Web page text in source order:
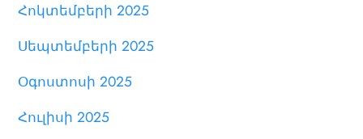
Հոկտեմբերի 2025
Սեպտեմբերի 2025
Օգոստոսի 2025
Հուլիսի 2025